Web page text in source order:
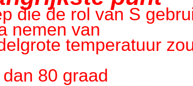
die de rol van S
nemen van
temperatuur
80 graad